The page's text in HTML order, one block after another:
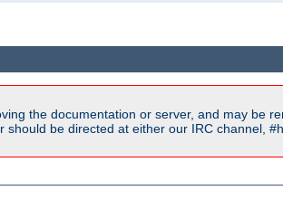
the documentation or server, and may be
be directed at either our IRC channel,